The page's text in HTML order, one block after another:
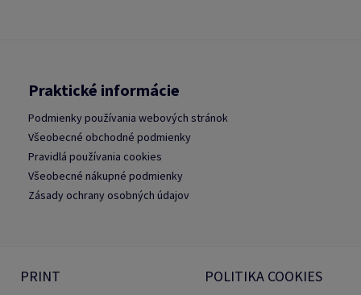
Praktické informácie
Podmienky používania webových stránok
Všeobecné obchodné podmienky
Pravidlá používania cookies
Všeobecné nákupné podmienky
Zásady ochrany osobných údajov
PRINT
POLITIKA COOKIES